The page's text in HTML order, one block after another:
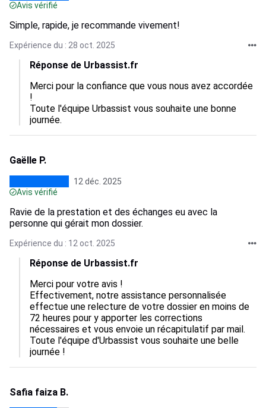
Avis vérifié
Simple, rapide, je recommande vivement!
Expérience du : 28 oct. 2025
Réponse de Urbassist.fr
Merci pour la confiance que vous nous avez accordée
!
Toute l'équipe Urbassist vous souhaite une bonne
journée.
Gaëlle P.
12 déc. 2025
Avis vérifié
Ravie de la prestation et des échanges eu avec la
personne qui gérait mon dossier.
Expérience du : 12 oct. 2025
Réponse de Urbassist.fr
Merci pour votre avis !
Effectivement, notre assistance personnalisée
effectue une relecture de votre dossier en moins de
72 heures pour y apporter les corrections
nécessaires et vous envoie un récapitulatif par mail.
Toute l'équipe d'Urbassist vous souhaite une belle
journée !
Safia faiza B.